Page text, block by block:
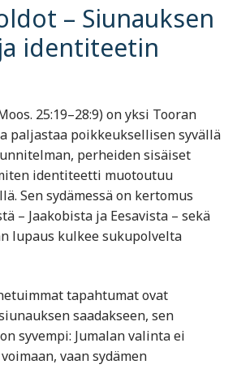
– Siunauksen
identiteetin
25:19–28:9) on yksi Tooran
paljastaa poikkeuksellisen syvällä
perheiden sisäiset
identiteetti muotoutuu
Sen sydämessä on kertomus
– Jaakobista ja Eesavista – sekä
lupaus kulkee sukupolvelta
tapahtumat ovat
saadakseen, sen
syvempi: Jumalan valinta ei
vaan sydämen